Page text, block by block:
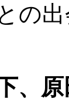
出
、